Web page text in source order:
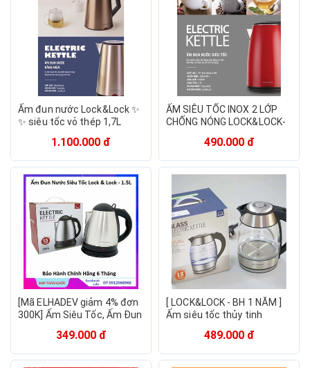
Ấm đun nước Lock&Lock ✨
✨ siêu tốc vỏ thép 1,7L
1.100.000 đ
ẤM SIÊU TỐC INOX 2 LỚP
CHỐNG NÓNG LOCK&LOCK-
490.000 đ
[Mã ELHADEV giảm 4% đơn
300K] Ấm Siêu Tốc, Ấm Đun
Lock&Lock 1.5L - EJK228
Siêu Bền
349.000 đ
[ LOCK&LOCK - BH 1 NĂM ]
Ấm siêu tốc thủy tinh
1850W (Màu bạc)
489.000 đ